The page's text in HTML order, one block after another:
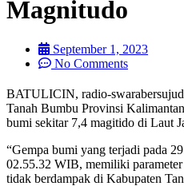
Magnitudo
September 1, 2023
No Comments
BATULICIN, radio-
Tanah Bumbu Provinsi
bumi sekitar 7,4 magitido di Laut
“Gempa bumi yang terjadi pada
02.55.32 WIB, memiliki
tidak berdampak di Kabupaten